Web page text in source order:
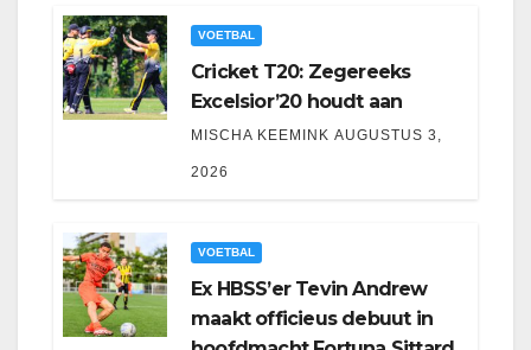
VOETBAL
Cricket T20: Zegereeks
Excelsior’20 houdt aan
MISCHA KEEMINK AUGUSTUS 3,
2026
VOETBAL
Ex HBSS’er Tevin Andrew
maakt officieus debuut in